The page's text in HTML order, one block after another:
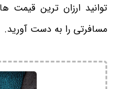
توانید ارزان ترین
مسافرتی را به دست آورید.